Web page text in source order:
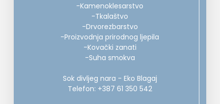
-Kamenoklesarstvo
-Tkalaštvo
-Drvorezbarstvo
-Proizvodnja prirodnog ljepila
-Kovački zanati
-Suha smokva
Sok divljeg nara - Eko Blagaj
Telefon: +387 61 350 542